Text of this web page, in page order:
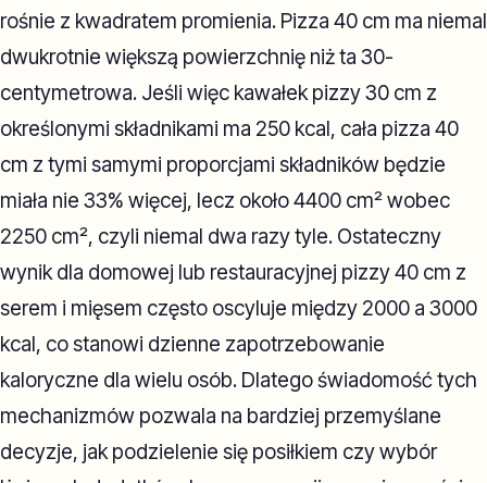
rośnie z kwadratem promienia. Pizza 40 cm ma niemal
dwukrotnie większą powierzchnię niż ta 30-
centymetrowa. Jeśli więc kawałek pizzy 30 cm z
określonymi składnikami ma 250 kcal, cała pizza 40
cm z tymi samymi proporcjami składników będzie
miała nie 33% więcej, lecz około 4400 cm² wobec
2250 cm², czyli niemal dwa razy tyle. Ostateczny
wynik dla domowej lub restauracyjnej pizzy 40 cm z
serem i mięsem często oscyluje między 2000 a 3000
kcal, co stanowi dzienne zapotrzebowanie
kaloryczne dla wielu osób. Dlatego świadomość tych
mechanizmów pozwala na bardziej przemyślane
decyzje, jak podzielenie się posiłkiem czy wybór